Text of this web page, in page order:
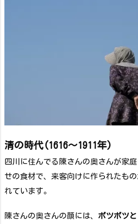
清の時代(1616～1911年)
四川に住んでる陳さんの奥さんが家
せの食材で、来客向けに作られたも
れています。
陳さんの奥さんの顔には、 ボツボツ